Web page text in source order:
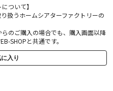
ついて】
扱うホームシアターファクトリーの
のご購入の場合でも、購入画面以降
SHOPと共通です。
入り